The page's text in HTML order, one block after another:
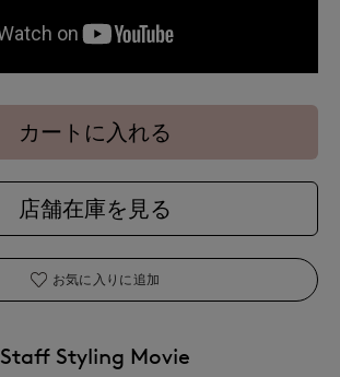
カートに入れる
店舗在庫を見る
お気に入りに追加
Staff Styling Movie